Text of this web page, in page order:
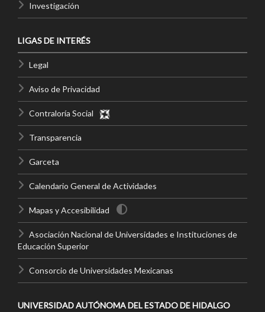
Investigación
LIGAS DE INTERÉS
Legal
Aviso de Privacidad
Contraloría Social
Transparencia
Garceta
Calendario General de Actividades
Mapas y Accesibilidad
Asociación Nacional de Universidades e Instituciones de
Educación Superior
Consorcio de Universidades Mexicanas
UNIVERSIDAD AUTÓNOMA DEL ESTADO DE HIDALGO